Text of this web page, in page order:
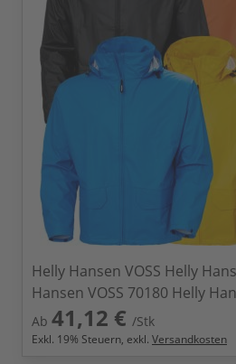
Helly Hansen VOSS Helly
Hansen VOSS 70180 Helly
Ab 41,12 € /Stk
Exkl. 19% Steuern, exkl. Versandkosten